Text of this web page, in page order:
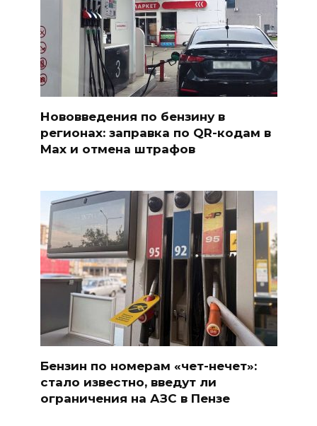
Нововведения по бензину в
регионах: заправка по QR-кодам в
Max и отмена штрафов
Бензин по номерам «чет-нечет»:
стало известно, введут ли
ограничения на АЗС в Пензе